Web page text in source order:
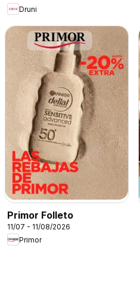
Druni
Primor Folleto
11/07 - 11/08/2026
Primor